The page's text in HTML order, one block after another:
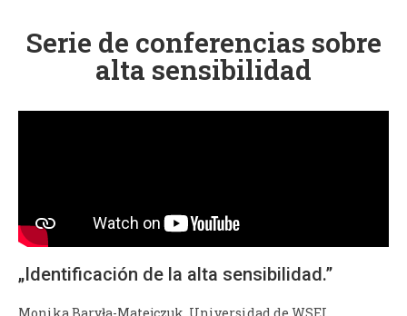
Serie de conferencias sobre
alta sensibilidad
„Identificación de la alta sensibilidad.”
Monika Baryła-Matejczuk, Universidad de WSEI